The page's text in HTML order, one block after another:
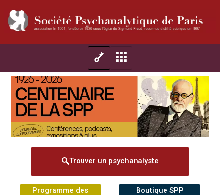
Trouver un psychanalyste
Programme des
Boutique SPP